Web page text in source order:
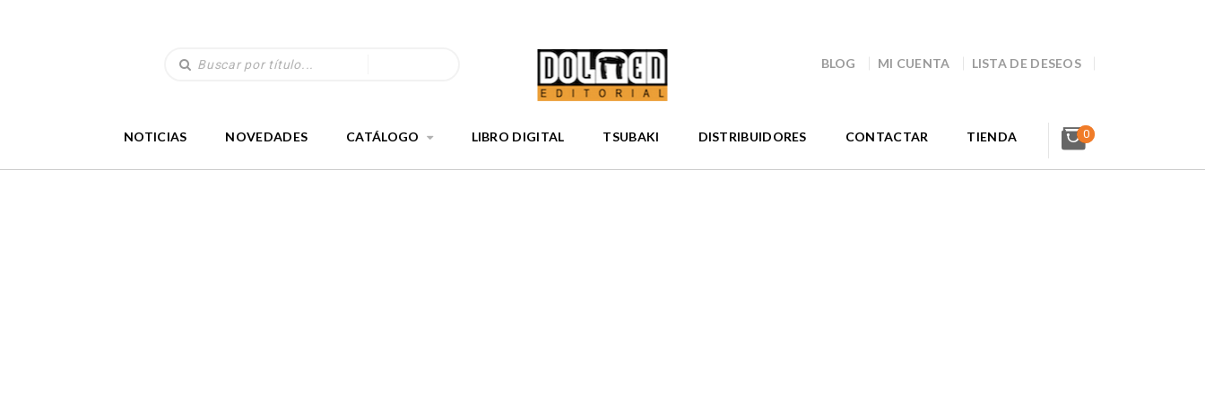
BLOG MI CUENTA LISTA DE DESEOS
NOTICIAS NOVEDADES CATÁLOGO LIBRO DIGITAL TSUBAKI DISTRIBUIDORES CONTACTAR TIENDA 0